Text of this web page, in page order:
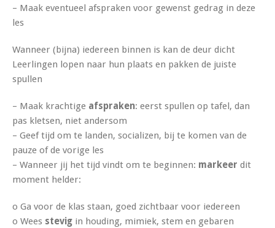
– Maak eventueel afspraken voor gewenst gedrag in deze
les
Wanneer (bijna) iedereen binnen is kan de deur dicht
Leerlingen lopen naar hun plaats en pakken de juiste
spullen
– Maak krachtige afspraken: eerst spullen op tafel, dan
pas kletsen, niet andersom
– Geef tijd om te landen, socializen, bij te komen van de
pauze of de vorige les
– Wanneer jij het tijd vindt om te beginnen: markeer dit
moment helder:
o Ga voor de klas staan, goed zichtbaar voor iedereen
o Wees stevig in houding, mimiek, stem en gebaren